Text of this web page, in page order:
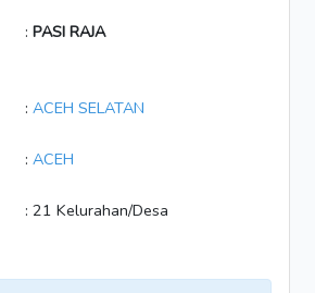
: PASI RAJA
: ACEH SELATAN
: ACEH
: 21 Kelurahan/Desa